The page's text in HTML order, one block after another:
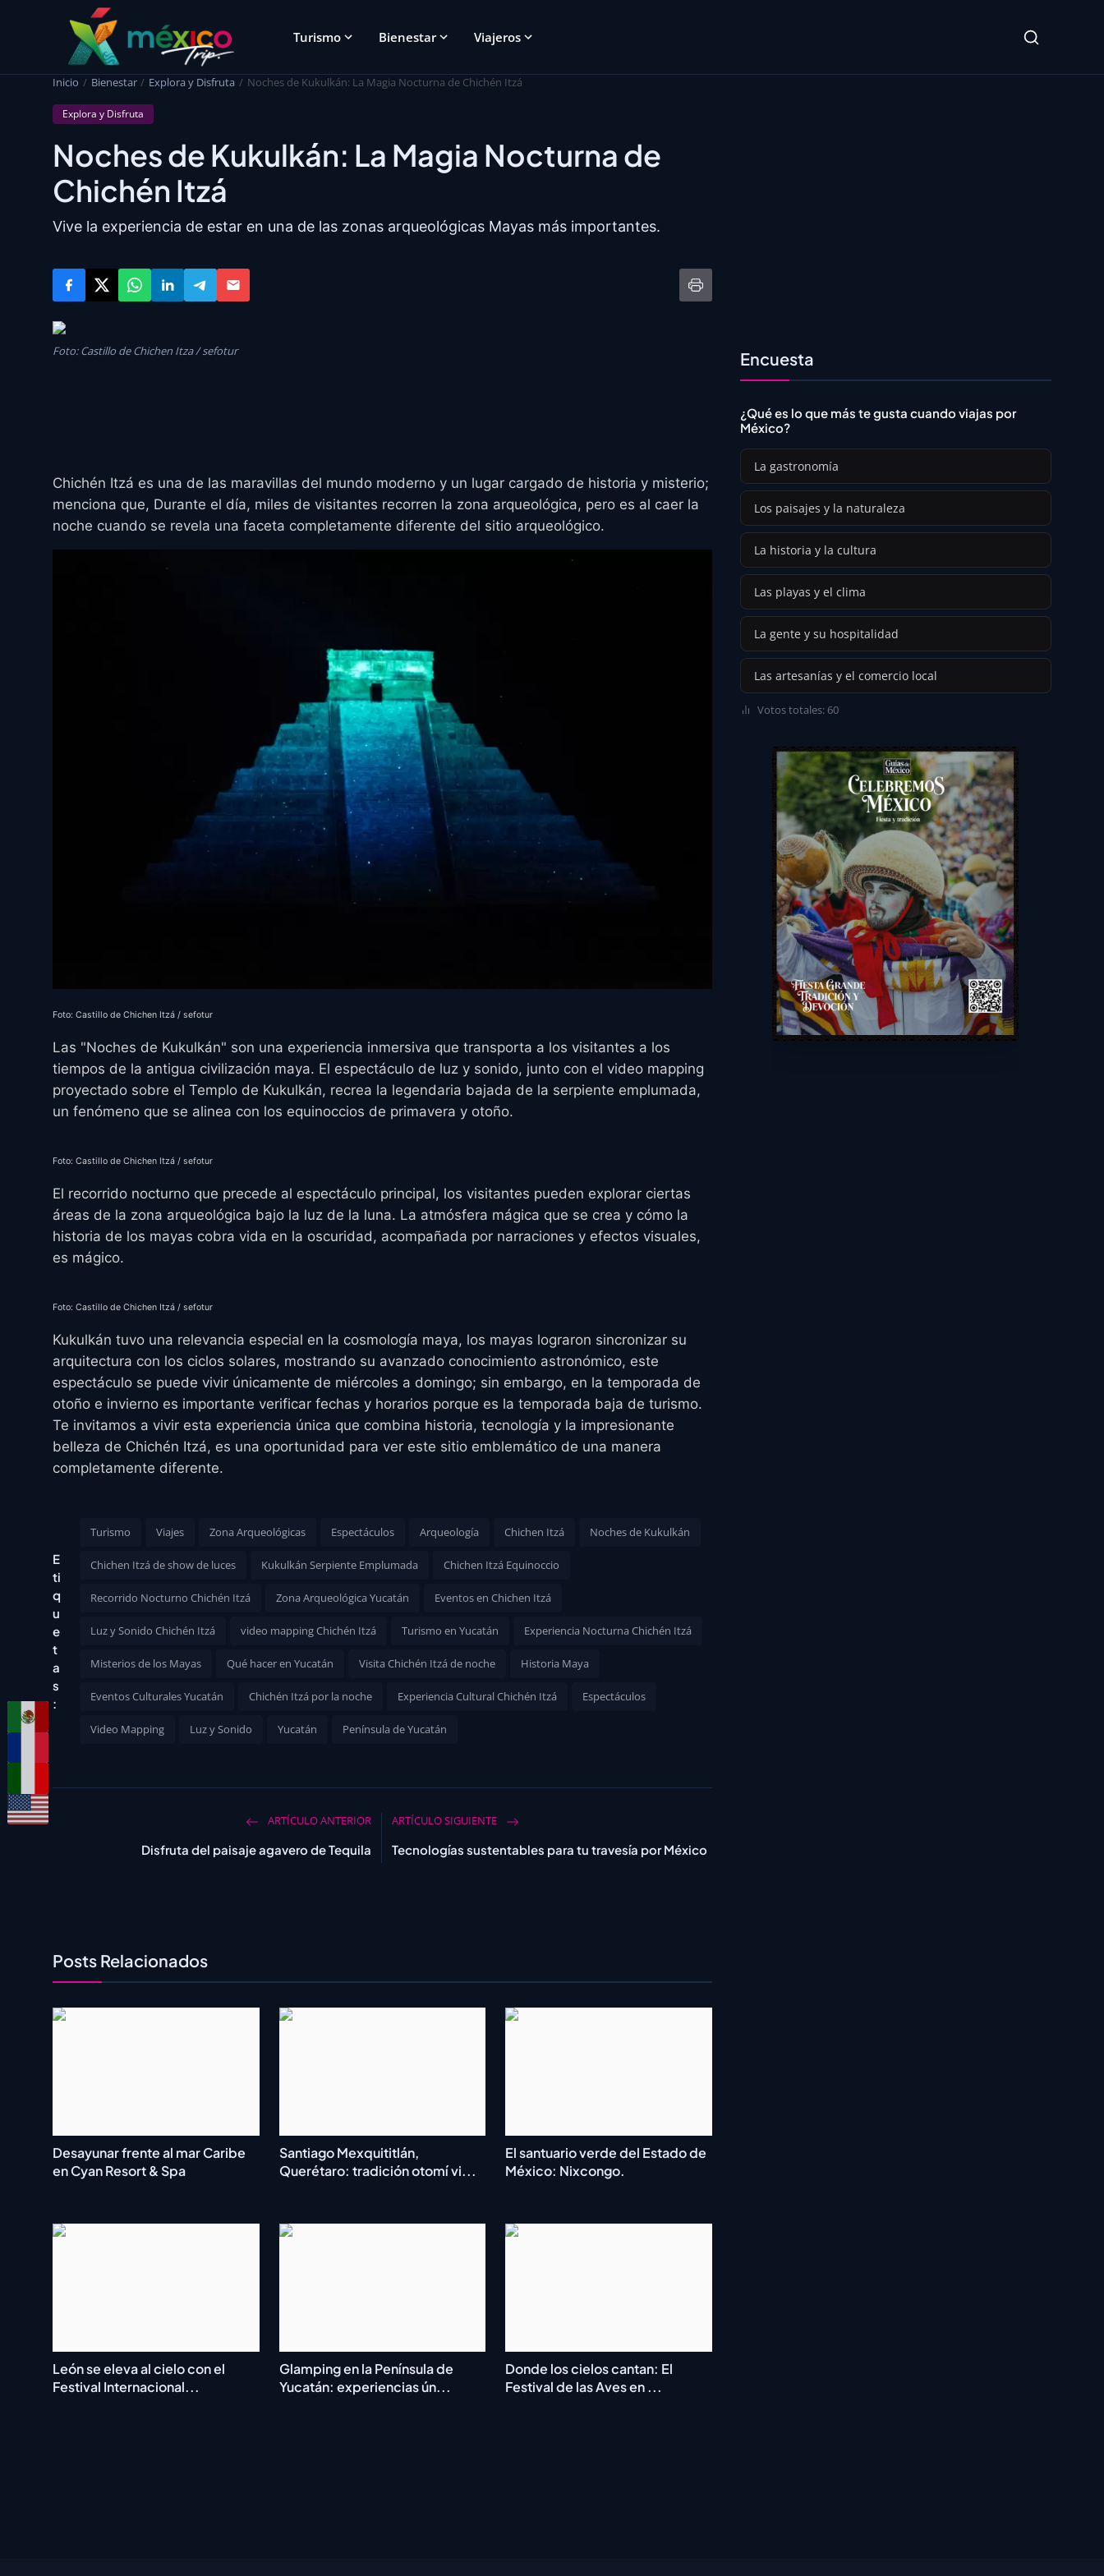
Turismo Bienestar Viajeros
Inicio Bienestar Explora y Disfruta Noches de Kukulkán: La Magia Nocturna de Chichén Itzá
Explora y Disfruta
Noches de Kukulkán: La Magia Nocturna de
Chichén Itzá
Vive la experiencia de estar en una de las zonas arqueológicas Mayas más importantes.
Foto: Castillo de Chichen Itza / sefotur
Chichén Itzá es una de las maravillas del mundo moderno y un lugar cargado de historia y misterio;
menciona que, Durante el día, miles de visitantes recorren la zona arqueológica, pero es al caer la
noche cuando se revela una faceta completamente diferente del sitio arqueológico.
Foto: Castillo de Chichen Itzá / sefotur
Las "Noches de Kukulkán" son una experiencia inmersiva que transporta a los visitantes a los
tiempos de la antigua civilización maya. El espectáculo de luz y sonido, junto con el video mapping
proyectado sobre el Templo de Kukulkán, recrea la legendaria bajada de la serpiente emplumada,
un fenómeno que se alinea con los equinoccios de primavera y otoño.
Foto: Castillo de Chichen Itzá / sefotur
El recorrido nocturno que precede al espectáculo principal, los visitantes pueden explorar ciertas
áreas de la zona arqueológica bajo la luz de la luna. La atmósfera mágica que se crea y cómo la
historia de los mayas cobra vida en la oscuridad, acompañada por narraciones y efectos visuales,
es mágico.
Foto: Castillo de Chichen Itzá / sefotur
Kukulkán tuvo una relevancia especial en la cosmología maya, los mayas lograron sincronizar su
arquitectura con los ciclos solares, mostrando su avanzado conocimiento astronómico, este
espectáculo se puede vivir únicamente de miércoles a domingo; sin embargo, en la temporada de
otoño e invierno es importante verificar fechas y horarios porque es la temporada baja de turismo.
Te invitamos a vivir esta experiencia única que combina historia, tecnología y la impresionante
belleza de Chichén Itzá, es una oportunidad para ver este sitio emblemático de una manera
completamente diferente.
E
ti
q
u
e
t
a
s
:
Turismo Viajes Zona Arqueológicas Espectáculos Arqueología Chichen Itzá Noches de Kukulkán
Chichen Itzá de show de luces Kukulkán Serpiente Emplumada Chichen Itzá Equinoccio
Recorrido Nocturno Chichén Itzá Zona Arqueológica Yucatán Eventos en Chichen Itzá
Luz y Sonido Chichén Itzá video mapping Chichén Itzá Turismo en Yucatán Experiencia Nocturna Chichén Itzá
Misterios de los Mayas Qué hacer en Yucatán Visita Chichén Itzá de noche Historia Maya
Eventos Culturales Yucatán Chichén Itzá por la noche Experiencia Cultural Chichén Itzá Espectáculos
Video Mapping Luz y Sonido Yucatán Península de Yucatán
ARTÍCULO ANTERIOR
Disfruta del paisaje agavero de Tequila
ARTÍCULO SIGUIENTE
Tecnologías sustentables para tu travesía por México
Posts Relacionados
Desayunar frente al mar Caribe
en Cyan Resort & Spa
Santiago Mexquititlán,
Querétaro: tradición otomí vi...
El santuario verde del Estado de
México: Nixcongo.
León se eleva al cielo con el
Festival Internacional...
Glamping en la Península de
Yucatán: experiencias ún...
Donde los cielos cantan: El
Festival de las Aves en ...
Encuesta
¿Qué es lo que más te gusta cuando viajas por
México?
La gastronomía
Los paisajes y la naturaleza
La historia y la cultura
Las playas y el clima
La gente y su hospitalidad
Las artesanías y el comercio local
Votos totales: 60